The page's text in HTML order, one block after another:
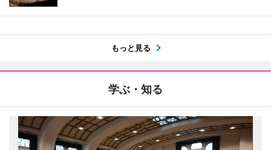
もっと見る
学ぶ・知る